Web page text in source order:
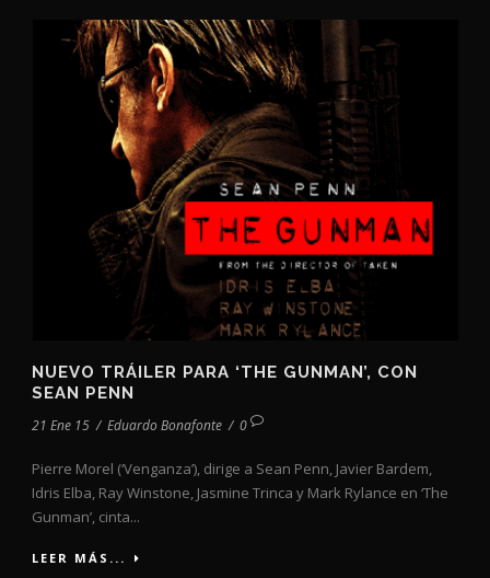
NUEVO TRÁILER PARA ‘THE GUNMAN’, CON
SEAN PENN
21 Ene 15 / Eduardo Bonafonte / 0
Pierre Morel (‘Venganza’), dirige a Sean Penn, Javier Bardem,
Idris Elba, Ray Winstone, Jasmine Trinca y Mark Rylance en ‘The
Gunman’, cinta...
LEER MÁS...